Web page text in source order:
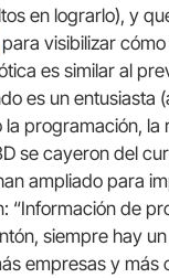
en lograrlo), y
para visibilizar
es similar al
es un entusiasta
la programación, la
se cayeron del
ampliado para
“Información de
siempre hay
empresas y